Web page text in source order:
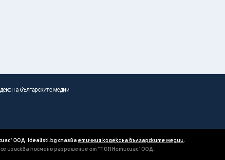
на българските медии
ООД. Idealisti.bg спазва етичния кодекс на българските медии.
изисква писмено разрешение от "ТОП Нотисиас" ООД.